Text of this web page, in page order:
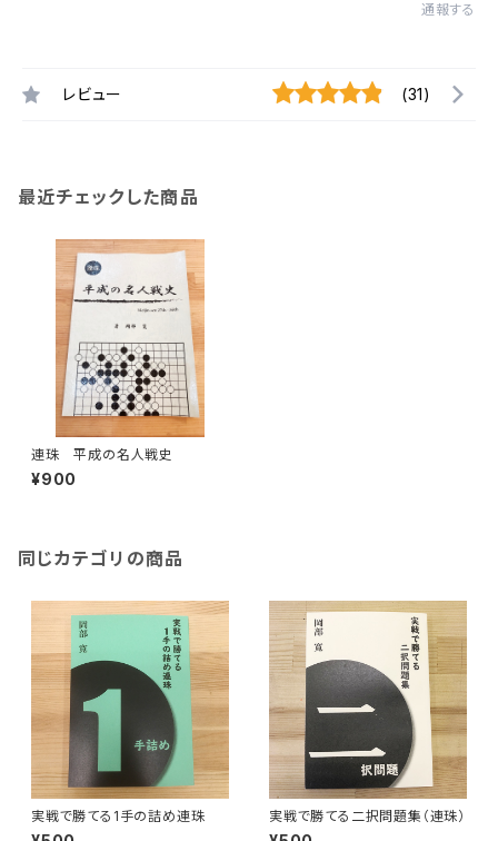
通報する
レビュー (31)
最近チェックした商品
連珠 平成の名人戦史
¥900
同じカテゴリの商品
実戦で勝てる1手の詰め連珠 実戦で勝てる二択問題集（連珠）